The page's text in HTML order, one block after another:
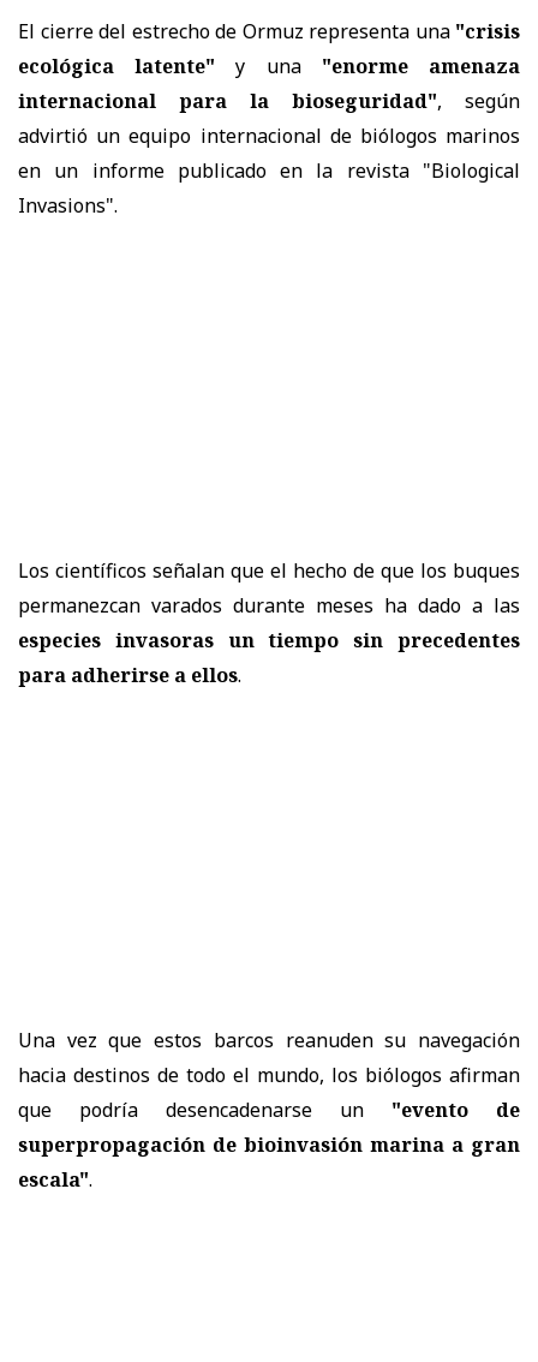
El cierre del estrecho de Ormuz representa una"crisis
ecológica latente" y una "enorme amenaza
internacional para la bioseguridad", según
advirtió un equipo internacional de biólogos marinos
en un informe publicado en la revista "Biological
Invasions".
Los científicos señalan que el hecho de que los buques
permanezcan varados durante meses ha dado a las
especies invasoras un tiempo sin precedentes
para adherirse a ellos.
Una vez que estos barcos reanuden su navegación
hacia destinos de todo el mundo, los biólogos afirman
que podría desencadenarse un "evento de
superpropagación de bioinvasión marina a gran
escala".